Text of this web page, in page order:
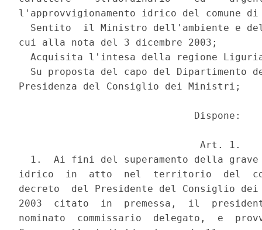
l'approvvigionamento idrico del comune di
Sentito  il Ministro dell'ambiente e
cui alla nota del 3 dicembre 2003;
Acquisita l'intesa della regione
Su proposta del capo del Dipartimento
Presidenza del Consiglio dei Ministri;
                              Dispone:
                               Art. 1.
1.  Ai fini del superamento della
idrico  in  atto  nel  territorio  del
decreto  del Presidente del Consiglio
2003  citato  in  premessa,  il
nominato  commissario  delegato,  e